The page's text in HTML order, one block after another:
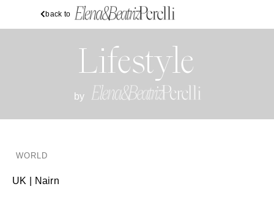
back to
Lifestyle
by
WORLD
UK | Nairn